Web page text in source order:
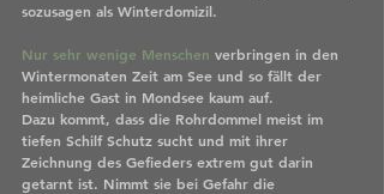
sozusagen als Winterdomizil.
Nur sehr wenige Menschen verbringen in den
Wintermonaten Zeit am See und so fällt der
heimliche Gast in Mondsee kaum auf.
Dazu kommt, dass die Rohrdommel meist im
tiefen Schilf Schutz sucht und mit ihrer
Zeichnung des Gefieders extrem gut darin
getarnt ist. Nimmt sie bei Gefahr die